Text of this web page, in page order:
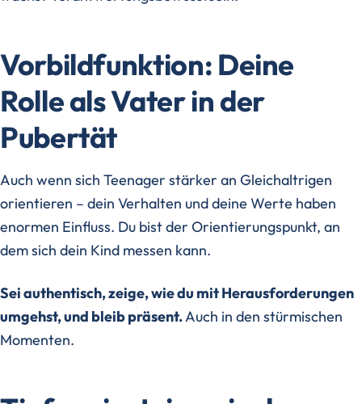
Vorbildfunktion: Deine
Rolle als Vater in der
Pubertät
Auch wenn sich Teenager stärker an Gleichaltrigen
orientieren – dein Verhalten und deine Werte haben
enormen Einfluss. Du bist der Orientierungspunkt, an
dem sich dein Kind messen kann.
Sei authentisch, zeige, wie du mit Herausforderungen
umgehst, und bleib präsent.Auch in den stürmischen
Momenten.